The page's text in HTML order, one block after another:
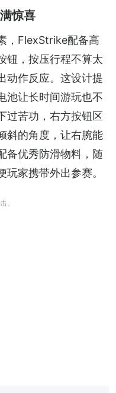
惊喜
，FlexStrike配备高
钮，按压行程不算太
动作反应。这设计提
池让长时间游玩也不
过苦功，右方按钮区
斜的角度，让右腕能
备优秀防滑物料，随
家携带外出参赛。
。